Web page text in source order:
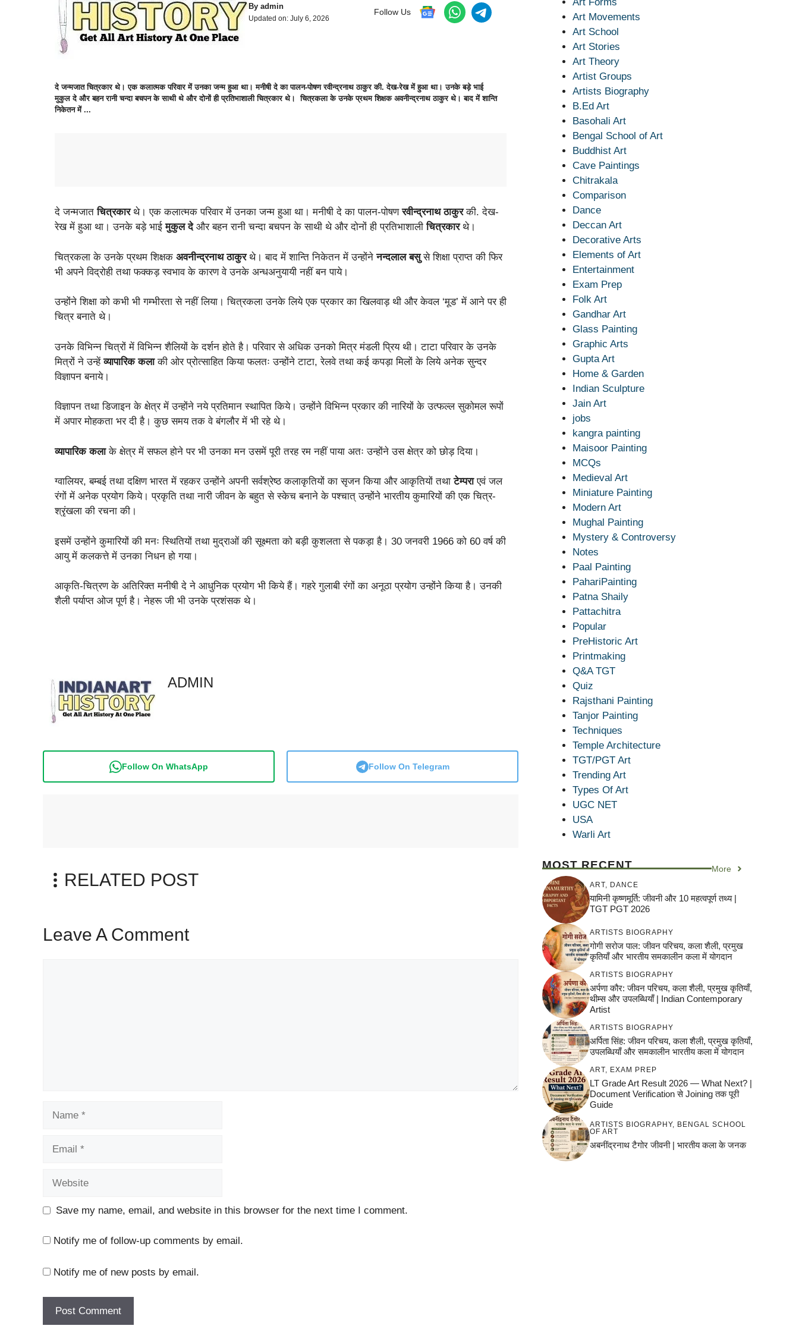
By admin
Updated on: July 6, 2026
Follow Us
दे जन्मजात चित्रकार थे। एक कलात्मक परिवार में उनका जन्म हुआ था। मनीषी दे का पालन-पोषण रवीन्द्रनाथ ठाकुर की. देख-रेख में हुआ था। उनके बड़े भाई
मुकुल दे और बहन रानी चन्दा बचपन के साथी थे और दोनों ही प्रतिभाशाली चित्रकार थे। चित्रकला के उनके प्रथम शिक्षक अवनीन्द्रनाथ ठाकुर थे। बाद में शान्ति
निकेतन में ...
दे जन्मजातचित्रकारथे। एक कलात्मक परिवार में उनका जन्म हुआ था। मनीषी दे का पालन-पोषणरवीन्द्रनाथ ठाकुरकी. देख-
रेख में हुआ था। उनके बड़े भाईमुकुल देऔर बहन रानी चन्दा बचपन के साथी थे और दोनों ही प्रतिभाशालीचित्रकारथे।
चित्रकला के उनके प्रथम शिक्षक अवनीन्द्रनाथ ठाकुरथे। बाद में शान्ति निकेतन में उन्होंनेनन्दलाल बसुसे शिक्षा प्राप्त की फिर
भी अपने विद्रोही तथा फक्कड़ स्वभाव के कारण वे उनके अन्धअनुयायी नहीं बन पाये।
उन्होंने शिक्षा को कभी भी गम्भीरता से नहीं लिया। चित्रकला उनके लिये एक प्रकार का खिलवाड़ थी और केवल ‘मूड’ में आने पर ही
चित्र बनाते थे।
उनके विभिन्न चित्रों में विभिन्न शैलियों के दर्शन होते है। परिवार से अधिक उनको मित्र मंडली प्रिय थी। टाटा परिवार के उनके
मित्रों ने उन्हेंव्यापारिक कलाकी ओर प्रोत्साहित किया फलतः उन्होंने टाटा, रेलवे तथा कई कपड़ा मिलों के लिये अनेक सुन्दर
विज्ञापन बनाये।
विज्ञापन तथा डिजाइन के क्षेत्र में उन्होंने नये प्रतिमान स्थापित किये। उन्होंने विभिन्न प्रकार की नारियों के उत्फल्ल सुकोमल रूपों
में अपार मोहकता भर दी है। कुछ समय तक वे बंगलौर में भी रहे थे।
व्यापारिक कलाके क्षेत्र में सफल होने पर भी उनका मन उसमें पूरी तरह रम नहीं पाया अतः उन्होंने उस क्षेत्र को छोड़ दिया।
ग्वालियर, बम्बई तथा दक्षिण भारत में रहकर उन्होंने अपनी सर्वश्रेष्ठ कलाकृतियों का सृजन किया और आकृतियों तथाटेम्पराएवं जल
रंगों में अनेक प्रयोग किये। प्रकृति तथा नारी जीवन के बहुत से स्केच बनाने के पश्चात् उन्होंने भारतीय कुमारियों की एक चित्र-
श्रृंखला की रचना की।
इसमें उन्होंने कुमारियों की मनः स्थितियों तथा मुद्राओं की सूक्ष्मता को बड़ी कुशलता से पकड़ा है। 30 जनवरी 1966 को 60 वर्ष की
आयु में कलकत्ते में उनका निधन हो गया।
आकृति-चित्रण के अतिरिक्त मनीषी दे ने आधुनिक प्रयोग भी किये हैं। गहरे गुलाबी रंगों का अनूठा प्रयोग उन्होंने किया है। उनकी
शैली पर्याप्त ओज पूर्ण है। नेहरू जी भी उनके प्रशंसक थे।
ADMIN
Follow On WhatsApp Follow On Telegram
RELATED POST
Leave A Comment
Save my name, email, and website in this browser for the next time I comment.
Notify me of follow-up comments by email.
Notify me of new posts by email.
Art Movements
Art School
Art Stories
Art Theory
Artist Groups
Artists Biography
B.Ed Art
Basohali Art
Bengal School of Art
Buddhist Art
Cave Paintings
Chitrakala
Comparison
Dance
Deccan Art
Decorative Arts
Elements of Art
Entertainment
Exam Prep
Folk Art
Gandhar Art
Glass Painting
Graphic Arts
Gupta Art
Home & Garden
Indian Sculpture
Jain Art
jobs
kangra painting
Maisoor Painting
MCQs
Medieval Art
Miniature Painting
Modern Art
Mughal Painting
Mystery & Controversy
Notes
Paal Painting
PahariPainting
Patna Shaily
Pattachitra
Popular
PreHistoric Art
Printmaking
Q&A TGT
Quiz
Rajsthani Painting
Tanjor Painting
Techniques
Temple Architecture
TGT/PGT Art
Trending Art
Types Of Art
UGC NET
USA
Warli Art
MOST RECENT More
ART, DANCE
यामिनी कृष्णमूर्ति: जीवनी और 10 महत्वपूर्ण तथ्य |
TGT PGT 2026
ARTISTS BIOGRAPHY
गोगी सरोज पाल: जीवन परिचय, कला शैली, प्रमुख
कृतियाँ और भारतीय समकालीन कला में योगदान
ARTISTS BIOGRAPHY
अर्पणा कौर: जीवन परिचय, कला शैली, प्रमुख कृतियाँ,
थीम्स और उपलब्धियाँ | Indian Contemporary
Artist
ARTISTS BIOGRAPHY
अर्पिता सिंह: जीवन परिचय, कला शैली, प्रमुख कृतियाँ,
उपलब्धियाँ और समकालीन भारतीय कला में योगदान
ART, EXAM PREP
LT Grade Art Result 2026 — What Next? |
Document Verification से Joining तक पूरी
Guide
ARTISTS BIOGRAPHY, BENGAL SCHOOL
OF ART
अबनींद्रनाथ टैगोर जीवनी | भारतीय कला के जनक